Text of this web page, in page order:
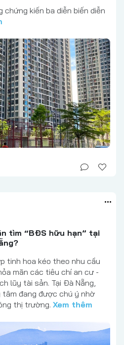
chứng kiến ba diễn biến diễn
tìm “BĐS hữu hạn” tại
tinh hoa kéo theo nhu cầu
mãn các tiêu chí an cư -
lũy tài sản. Tại Đà Nẵng,
tâm đang được chú ý nhờ
thị trường. Xem thêm